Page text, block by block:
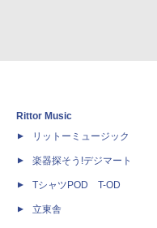
Rittor Music
リットーミュージック
楽器探そう!デジマート
TシャツPOD T-OD
立東舎